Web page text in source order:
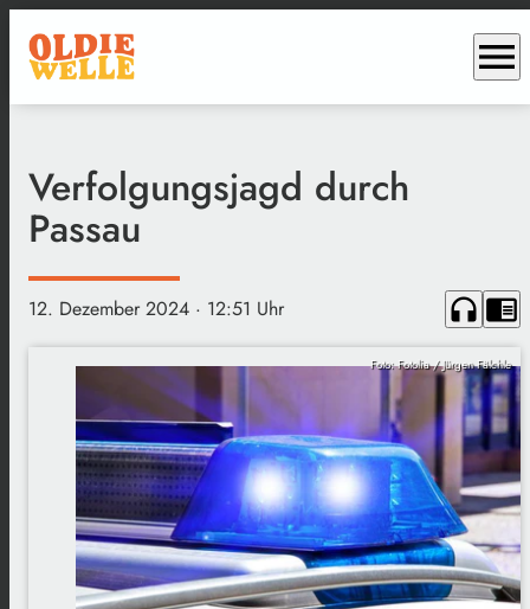
menu
Verfolgungsjagd durch
Passau
12. Dezember 2024 · 12:51 Uhr headphones chrome_reader_mode
Foto: Fotolia / Jürgen Fälchle